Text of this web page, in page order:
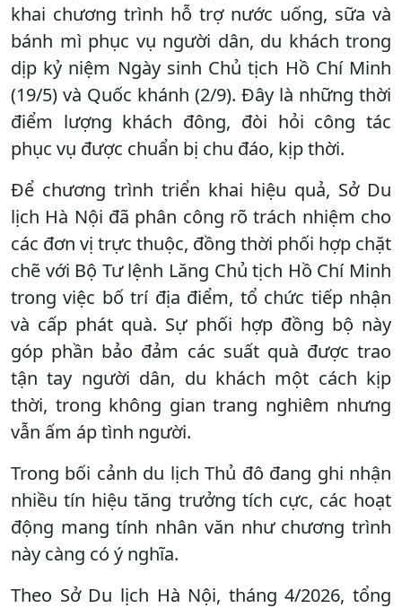
khai chương trình hỗ trợ nước uống, sữa và
bánh mì phục vụ người dân, du khách trong
dịp kỷ niệm Ngày sinh Chủ tịch Hồ Chí Minh
(19/5) và Quốc khánh (2/9). Đây là những thời
điểm lượng khách đông, đòi hỏi công tác
phục vụ được chuẩn bị chu đáo, kịp thời.
Để chương trình triển khai hiệu quả, Sở Du
lịch Hà Nội đã phân công rõ trách nhiệm cho
các đơn vị trực thuộc, đồng thời phối hợp chặt
chẽ với Bộ Tư lệnh Lăng Chủ tịch Hồ Chí Minh
trong việc bố trí địa điểm, tổ chức tiếp nhận
và cấp phát quà. Sự phối hợp đồng bộ này
góp phần bảo đảm các suất quà được trao
tận tay người dân, du khách một cách kịp
thời, trong không gian trang nghiêm nhưng
vẫn ấm áp tình người.
Trong bối cảnh du lịch Thủ đô đang ghi nhận
nhiều tín hiệu tăng trưởng tích cực, các hoạt
động mang tính nhân văn như chương trình
này càng có ý nghĩa.
Theo Sở Du lịch Hà Nội, tháng 4/2026, tổng